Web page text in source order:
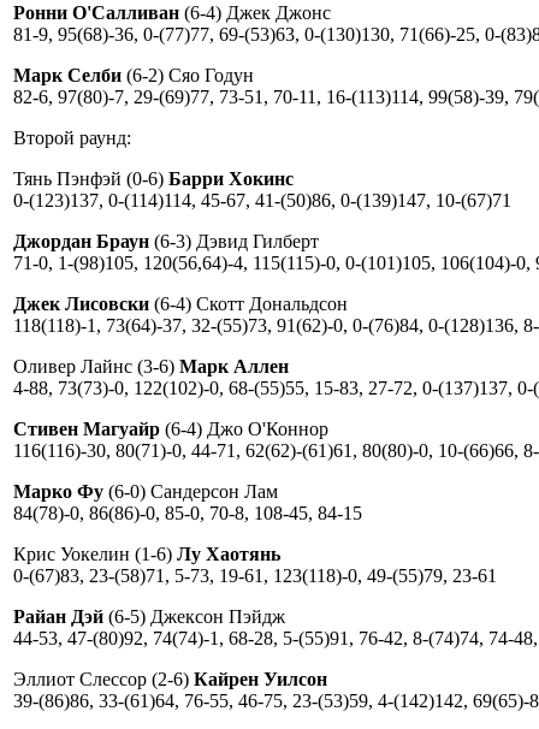
Ронни О'Салливан (6-4) Джек Джонс
81-9, 95(68)-36, 0-(77)77, 69-(53)63, 0-(130)130, 71(66)-25, 0-
Марк Селби (6-2) Сяо Годун
82-6, 97(80)-7, 29-(69)77, 73-51, 70-11, 16-(113)114, 99(58)-39,
Второй раунд:
Тянь Пэнфэй (0-6) Барри Хокинс
0-(123)137, 0-(114)114, 45-67, 41-(50)86, 0-(139)147, 10-(67)71
Джордан Браун (6-3) Дэвид Гилберт
71-0, 1-(98)105, 120(56,64)-4, 115(115)-0, 0-(101)105, 106(104)-
Джек Лисовски (6-4) Скотт Дональдсон
118(118)-1, 73(64)-37, 32-(55)73, 91(62)-0, 0-(76)84, 0-(128)136,
Оливер Лайнс (3-6) Марк Аллен
4-88, 73(73)-0, 122(102)-0, 68-(55)55, 15-83, 27-72, 0-(137)137, 0-
Стивен Магуайр (6-4) Джо О'Коннор
116(116)-30, 80(71)-0, 44-71, 62(62)-(61)61, 80(80)-0, 10-(66)66,
Марко Фу (6-0) Сандерсон Лам
84(78)-0, 86(86)-0, 85-0, 70-8, 108-45, 84-15
Крис Уокелин (1-6) Лу Хаотянь
0-(67)83, 23-(58)71, 5-73, 19-61, 123(118)-0, 49-(55)79, 23-61
Райан Дэй (6-5) Джексон Пэйдж
44-53, 47-(80)92, 74(74)-1, 68-28, 5-(55)91, 76-42, 8-(74)74, 74-
Эллиот Слессор (2-6) Кайрен Уилсон
39-(86)86, 33-(61)64, 76-55, 46-75, 23-(53)59, 4-(142)142, 69(65)-